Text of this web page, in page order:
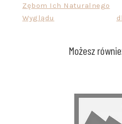
Zębom Ich Naturalnego
Wyglądu
Możesz